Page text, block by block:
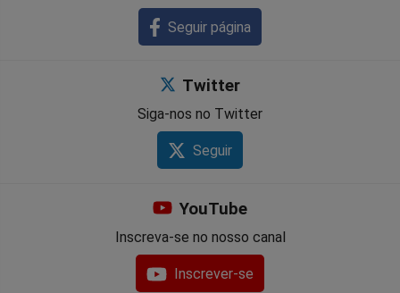
Seguir página
Twitter
Siga-nos no Twitter
Seguir
YouTube
Inscreva-se no nosso canal
Inscrever-se